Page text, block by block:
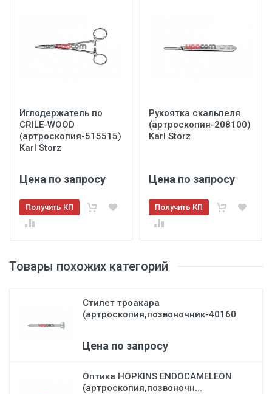
Товары похожих категорий
Стилет троакара
(артроскопия,позвоночник-40160
Цена по запросу
Оптика HOPKINS ENDOCAMELEON
(артроскопия,позвоночн...
Иглодержатель по
CRILE-WOOD
(артроскопия-515515)
Karl Storz
Цена по запросу
Получить КП
Рукоятка скальпеля
(артроскопия-208100)
Karl Storz
Цена по запросу
Получить КП